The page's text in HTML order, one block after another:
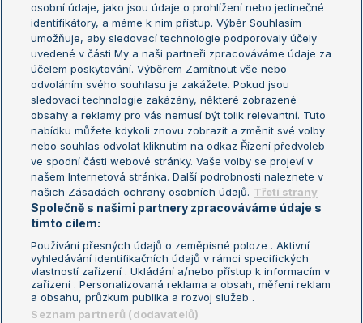
Žebříček WTA (ženy)
Sázkařský žebříček
French Open
Wimbledon
US Open
Turnaj mistrů
Turnaj mistryň
Aktualní trendy
Fotbalové přestupy
Livesport Daily
LS Prague Open
Podmínky užití
Nastavení soukromí
GDPR a žurnalistika
Reklama
Kontakt
Informace o zpracování osobních
údajů
osobní údaje, jako jsou údaje o prohlížení nebo jedinečné
identifikátory, a máme k nim přístup. Výběr Souhlasím
umožňuje, aby sledovací technologie podporovaly účely
uvedené v části My a naši partneři zpracováváme údaje za
účelem poskytování. Výběrem Zamítnout vše nebo
odvoláním svého souhlasu je zakážete. Pokud jsou
sledovací technologie zakázány, některé zobrazené
obsahy a reklamy pro vás nemusí být tolik relevantní. Tuto
nabídku můžete kdykoli znovu zobrazit a změnit své volby
nebo souhlas odvolat kliknutím na odkaz Řízení předvoleb
ve spodní části webové stránky. Vaše volby se projeví v
našem Internetová stránka. Další podrobnosti naleznete v
našich Zásadách ochrany osobních údajů. Třetí strany
Společně s našimi partnery zpracováváme údaje s
tímto cílem:
Používání přesných údajů o zeměpisné poloze . Aktivní
vyhledávání identifikačních údajů v rámci specifických
vlastností zařízení . Ukládání a/nebo přístup k informacím v
zařízení . Personalizovaná reklama a obsah, měření reklam
a obsahu, průzkum publika a rozvoj služeb .
Seznam partnerů (dodavatelů)